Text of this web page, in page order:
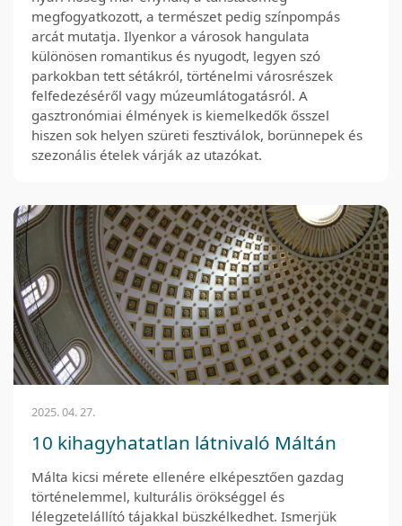
megfogyatkozott, a természet pedig színpompás
arcát mutatja. Ilyenkor a városok hangulata
különösen romantikus és nyugodt, legyen szó
parkokban tett sétákról, történelmi városrészek
felfedezéséről vagy múzeumlátogatásról. A
gasztronómiai élmények is kiemelkedők ősszel
hiszen sok helyen szüreti fesztiválok, borünnepek és
szezonális ételek várják az utazókat.
2025. 04. 27.
10 kihagyhatatlan látnivaló Máltán
Málta kicsi mérete ellenére elképesztően gazdag
történelemmel, kulturális örökséggel és
lélegzetelállító tájakkal büszkélkedhet. Ismerjük